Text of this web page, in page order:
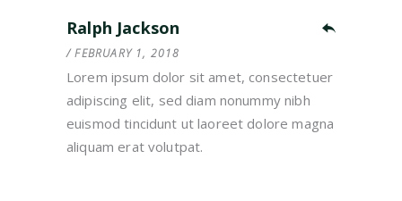
Ralph Jackson
FEBRUARY 1, 2018
Lorem ipsum dolor sit amet, consectetuer
adipiscing elit, sed diam nonummy nibh
euismod tincidunt ut laoreet dolore magna
aliquam erat volutpat.